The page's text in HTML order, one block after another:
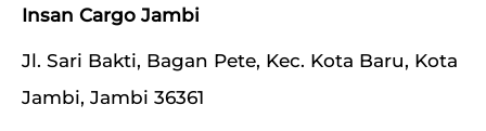
Insan Cargo Jambi
Jl. Sari Bakti, Bagan Pete, Kec. Kota Baru, Kota
Jambi, Jambi 36361